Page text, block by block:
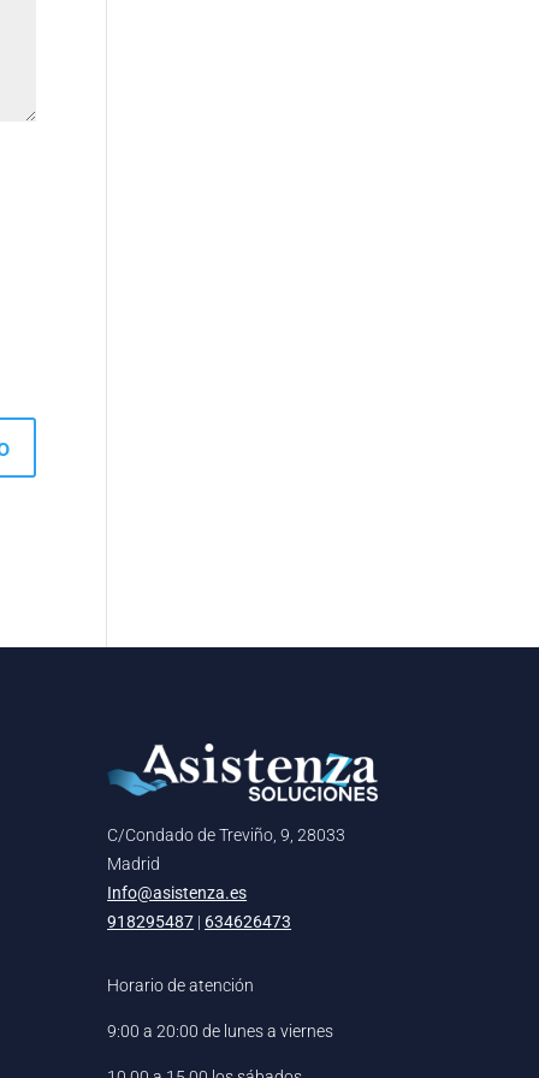
C/Condado de Treviño, 9, 28033
Madrid
Info@asistenza.es
918295487 | 634626473
Horario de atención
9:00 a 20:00 de lunes a viernes